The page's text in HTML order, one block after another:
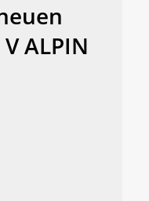
ALPIN